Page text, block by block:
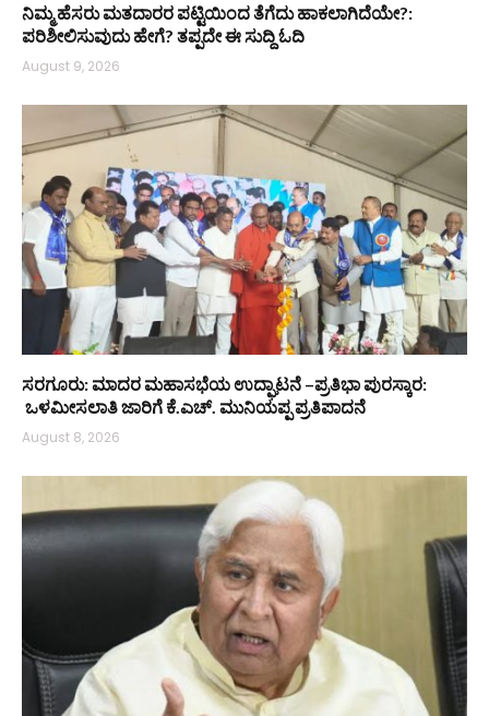
ನಿಮ್ಮ ಹೆಸರು ಮತದಾರರ ಪಟ್ಟಿಯಿಂದ ತೆಗೆದು ಹಾಕಲಾಗಿದೆಯೇ?:
ಪರಿಶೀಲಿಸುವುದು ಹೇಗೆ? ತಪ್ಪದೇ ಈ ಸುದ್ದಿ ಓದಿ
August 9, 2026
ಸರಗೂರು: ಮಾದರ ಮಹಾಸಭೆಯ ಉದ್ಘಾಟನೆ –ಪ್ರತಿಭಾ ಪುರಸ್ಕಾರ:
ಒಳಮೀಸಲಾತಿ ಜಾರಿಗೆ ಕೆ.ಎಚ್. ಮುನಿಯಪ್ಪ ಪ್ರತಿಪಾದನೆ
August 8, 2026